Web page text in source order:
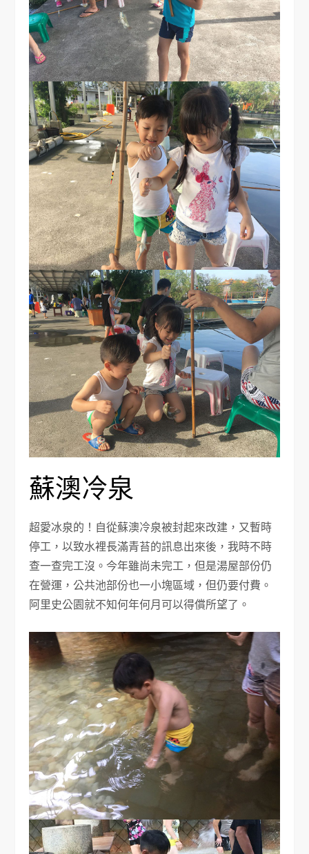
蘇澳冷泉
超愛冰泉的！自從蘇澳冷泉被封起來改建，又暫時
停工，以致水裡長滿青苔的訊息出來後，我時不時
查一查完工沒。今年雖尚未完工，但是湯屋部份仍
在營運，公共池部份也一小塊區域，但仍要付費。
阿里史公園就不知何年何月可以得償所望了。